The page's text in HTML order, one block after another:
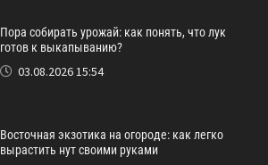
Пора собирать урожай: как понять, что лук
готов к выкапыванию?
03.08.2026 15:54
Восточная экзотика на огороде: как легко
вырастить нут своими руками